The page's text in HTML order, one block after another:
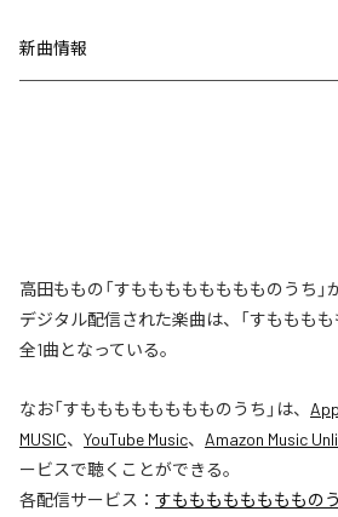
新曲情報
高田ももの「すもももももももものうち
デジタル配信された楽曲は、「すももも
全1曲となっている。
なお「すもももももももものうち 」は、
MUSIC、 YouTube Music、 Amazon Music
ービスで聴くことができる。
各配信サービス： すももももももももの